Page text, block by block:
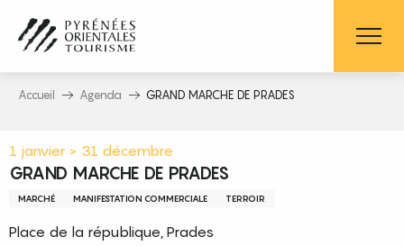
contenu
principal
Accueil Agenda GRAND MARCHE DE PRADES
1 janvier > 31 décembre
GRAND MARCHE DE PRADES
MARCHÉ MANIFESTATION COMMERCIALE TERROIR
Place de la république, Prades